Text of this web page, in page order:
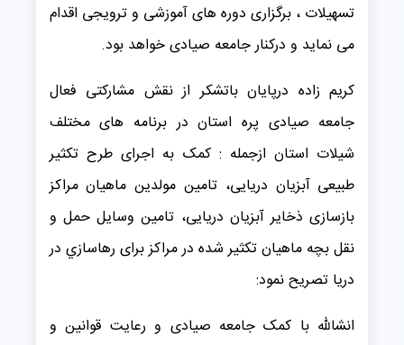
تسهیلات ، برگزاری دوره های آموزشی و ترویجی اقدام
می نماید و درکنار جامعه صیادی خواهد بود.
کریم زاده درپایان باتشکر از نقش مشارکتی فعال
جامعه صیادی پره استان در برنامه های مختلف
شیلات استان ازجمله : کمک به اجرای طرح تکثیر
طبیعی آبزیان دریایی، تامین مولدین ماهیان مراکز
بازسازی ذخایر آبزیان دریایی، تامین وسایل حمل و
نقل بچه ماهیان تکثیر شده در مراکز برای رهاسازي در
دریا تصریح نمود:
انشالله با کمک جامعه صیادی و رعایت قوانین و